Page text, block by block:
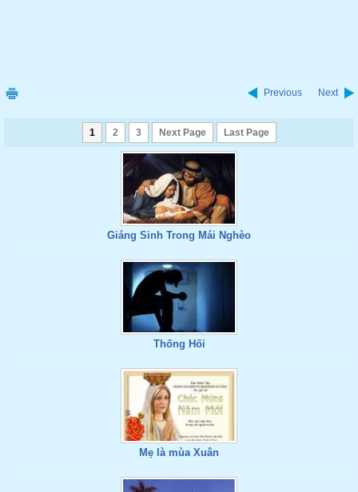
Previous Next
1 2 3 Next Page Last Page
Giáng Sinh Trong Mái Nghèo
Thống Hối
Mẹ là mùa Xuân